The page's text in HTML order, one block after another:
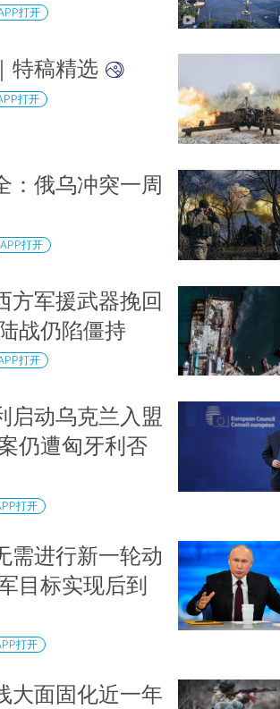
打开
特稿精选
打开
：俄乌冲突一周
APP打开
方军援武器挽回
战仍陷僵持
打开
启动乌克兰入盟
仍遭匈牙利否
打开
需进行新一轮动
目标实现后到
打开
大面固化近一年